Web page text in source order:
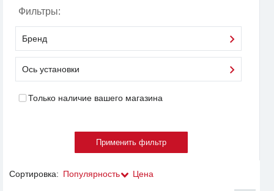
Фильтры:
Бренд
Ось установки
Только наличие вашего магазина
Сортировка: Популярность Цена